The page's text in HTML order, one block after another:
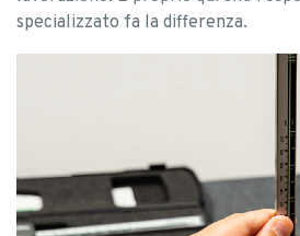
specializzato fa la differenza.